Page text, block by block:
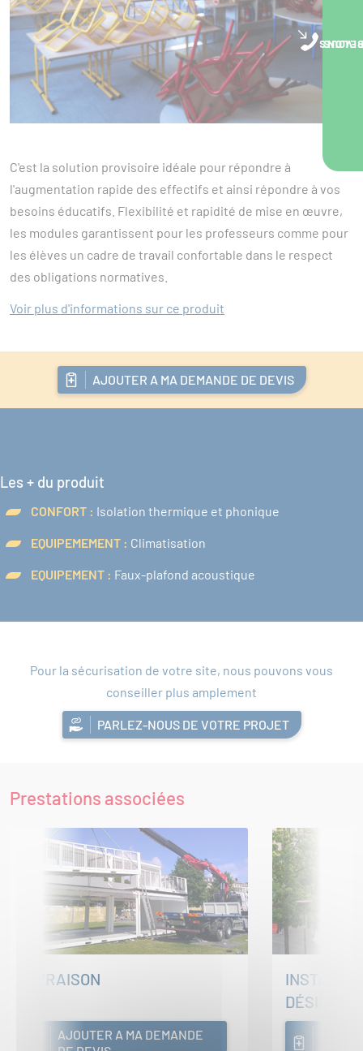
C'est la solution provisoire idéale pour répondre à
l'augmentation rapide des effectifs et ainsi répondre à vos
besoins éducatifs. Flexibilité et rapidité de mise en œuvre,
les modules garantissent pour les professeurs comme pour
les élèves un cadre de travail confortable dans le respect
des obligations normatives.
Voir plus d'informations sur ce produit
AJOUTER A MA DEMANDE DE DEVIS
Les + du produit
CONFORT : Isolation thermique et phonique
EQUIPEMEMENT : Climatisation
EQUIPEMENT : Faux-plafond acoustique
Pour la sécurisation de votre site, nous pouvons vous
conseiller plus amplement
PARLEZ-NOUS DE VOTRE PROJET
Prestations associées
LIVRAISON
AJOUTER A MA DEMANDE
NOUS VOUS